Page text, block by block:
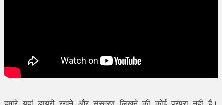
हमारे यहां डायरी रखने और संस्मरण लिखने की कोई परंपरा नहीं है।